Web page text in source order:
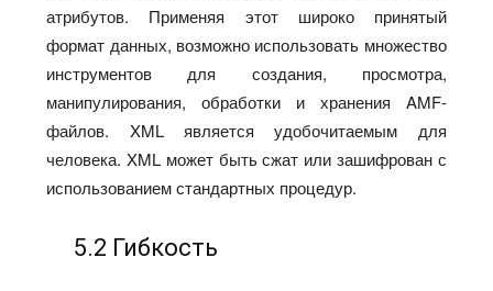
атрибутов. Применяя этот широко принятый
формат данных, возможно использовать множество
инструментов для создания, просмотра,
манипулирования, обработки и хранения AMF-
файлов. XML является удобочитаемым для
человека. XML может быть сжат или зашифрован с
использованием стандартных процедур.
5.2 Гибкость